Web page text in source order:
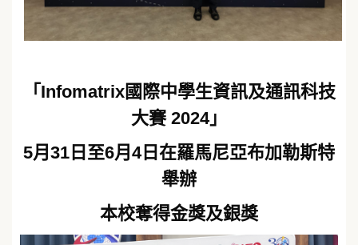
「Infomatrix國際中學生資訊及通訊科技
大賽 2024」
5月31日至6月4日在羅馬尼亞布加勒斯特
舉辦
本校奪得金獎及銀獎